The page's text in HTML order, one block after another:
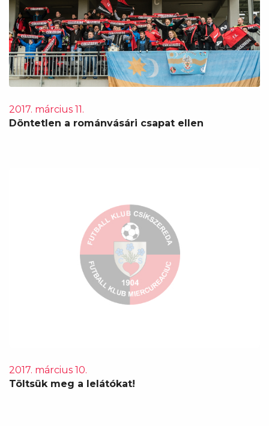
2017. március 11.
Döntetlen a románvásári csapat ellen
2017. március 10.
Töltsük meg a lelátókat!